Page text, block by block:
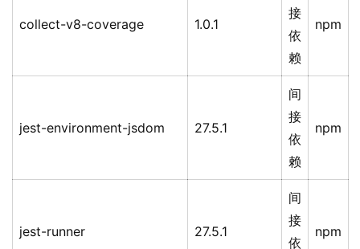
collect-v8-coverage 1.0.1
接
依
赖
npm
jest-environment-jsdom 27.5.1
间
接
依
赖
npm
jest-runner 27.5.1
间
接
依
npm